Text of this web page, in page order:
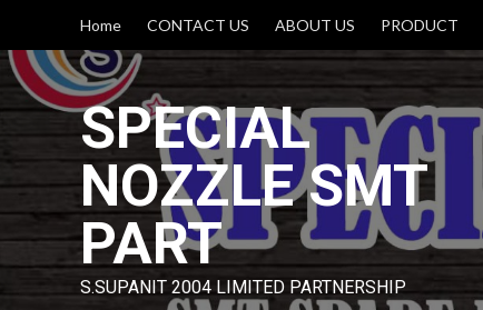
content
Home CONTACT US ABOUT US PRODUCT
SPECIAL
NOZZLE SMT
PART
S.SUPANIT 2004 LIMITED PARTNERSHIP